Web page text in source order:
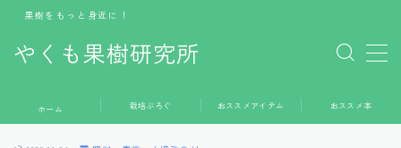
やくも果樹研究所
果樹をもっと身近に！
MENU
ホーム
ホーム 栽培ぶろぐ おススメアイテム おススメ本